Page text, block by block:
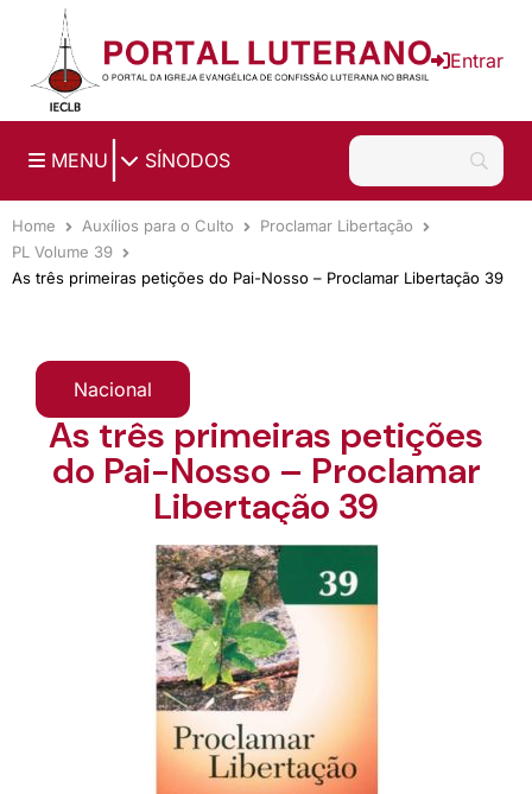
Ir para o conteúdo principal
Entrar
MENU SÍNODOS
Home Auxílios para o Culto
Proclamar Libertação
PL Volume 39
As três primeiras petições do Pai-Nosso – Proclamar Libertação 39
Nacional
As três primeiras petições
do Pai-Nosso – Proclamar
Libertação 39